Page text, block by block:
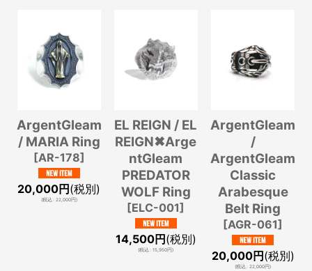
ArgentGleam
/ MARIA Ring
[AR-178]
20,000円 (税別)
(税込: 22,000円)
EL REIGN / EL
REIGN✖︎Arge
ntGleam
PREDATOR
WOLF Ring
[ELC-001]
14,500円 (税別)
(税込: 15,950円)
ArgentGleam
/
ArgentGleam
Classic
Arabesque
Belt Ring
[AGR-061]
20,000円 (税別)
(税込: 22,000円)